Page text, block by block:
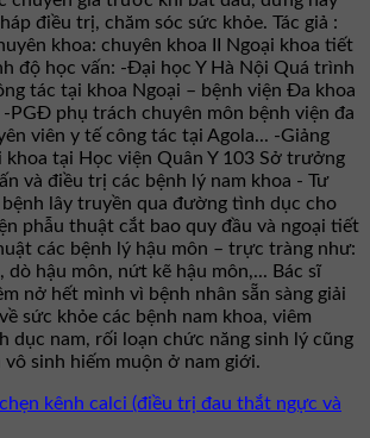
điều trị, chăm sóc sức khỏe. Tác giả :
khoa: chuyên khoa II Ngoại khoa tiết
độ học vấn: -Đại học Y Hà Nội Quá trình
tác tại khoa Ngoại – bệnh viện Đa khoa
PGĐ phụ trách chuyên môn bệnh viện đa
viên y tế công tác tại Agola... -Giảng
khoa tại Học viện Quân Y 103 Sở trưởng
và điều trị các bệnh lý nam khoa - Tư
lây truyền qua đường tình dục cho
phẫu thuật cắt bao quy đầu và ngoại tiết
các bệnh lý hậu môn – trực tràng như:
dò hậu môn, nứt kẽ hậu môn,... Bác sĩ
nở hết mình vì bệnh nhân sẵn sàng giải
sức khỏe các bệnh nam khoa, viêm
dục nam, rối loạn chức năng sinh lý cũng
sinh hiếm muộn ở nam giới.
kênh calci (điều trị đau thắt ngực và